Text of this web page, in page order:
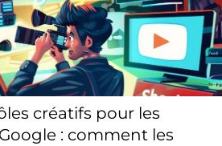
créatifs pour les
: comment les